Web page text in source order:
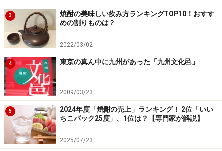
3
焼酎の美味しい飲み方ランキングTOP10！おすす
めの割りものは？
2022/03/02
4 東京の真ん中に九州があった「九州文化邑」
2009/03/23
5
2024年度「焼酎の売上」ランキング！ 2位「いい
ちこパック25度」、1位は？【専門家が解説】
2025/07/23